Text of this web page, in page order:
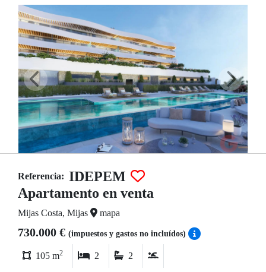
Referencia: IDEPEM
Apartamento en venta
Mijas Costa, Mijas mapa
730.000 € (impuestos y gastos no incluídos)
105 m2 2 2